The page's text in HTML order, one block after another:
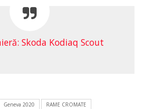
Skoda Kodiaq Scout
Geneva 2020
RAME CROMATE